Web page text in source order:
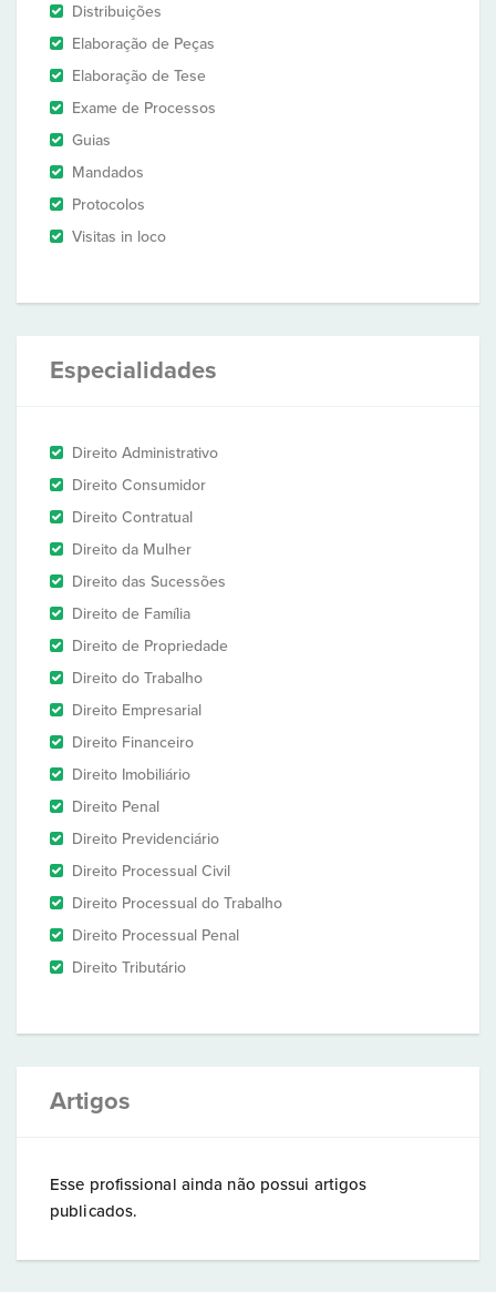
Distribuições
Elaboração de Peças
Elaboração de Tese
Exame de Processos
Guias
Mandados
Protocolos
Visitas in loco
Especialidades
Direito Administrativo
Direito Consumidor
Direito Contratual
Direito da Mulher
Direito das Sucessões
Direito de Família
Direito de Propriedade
Direito do Trabalho
Direito Empresarial
Direito Financeiro
Direito Imobiliário
Direito Penal
Direito Previdenciário
Direito Processual Civil
Direito Processual do Trabalho
Direito Processual Penal
Direito Tributário
Artigos
Esse profissional ainda não possui artigos
publicados.